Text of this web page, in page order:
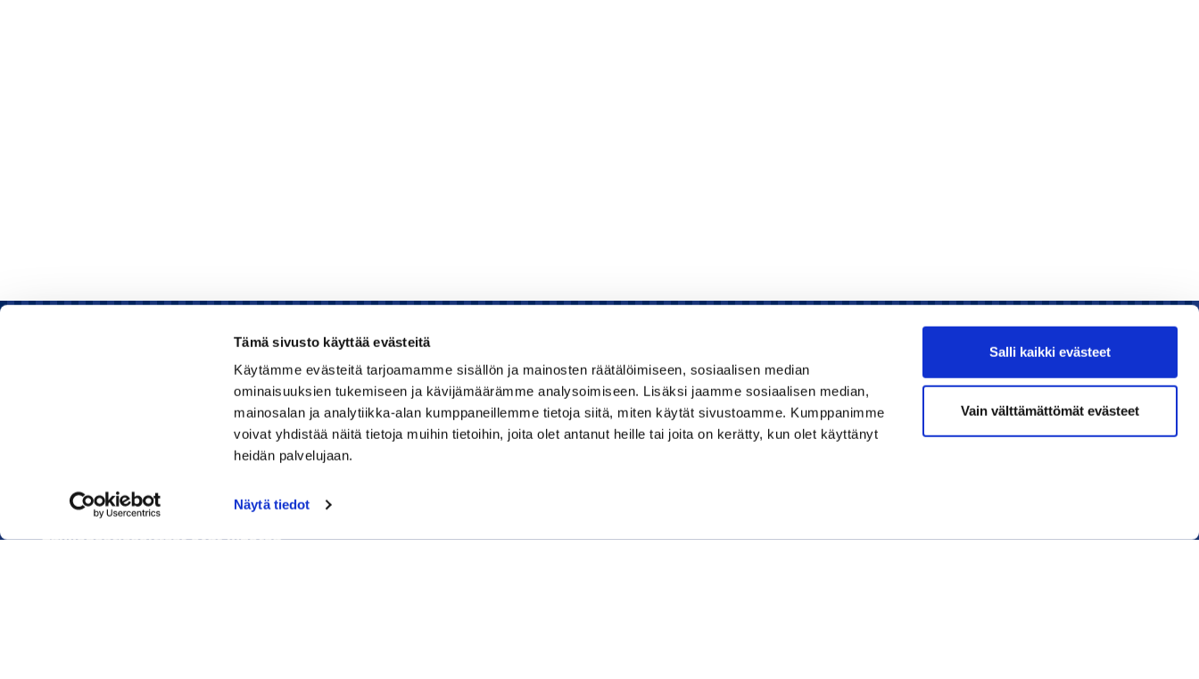
Tämä sivusto käyttää evästeitä
Käytämme evästeitä tarjoamamme sisällön ja mainosten räätälöimiseen, sosiaalisen median
ominaisuuksien tukemiseen ja kävijämäärämme analysoimiseen. Lisäksi jaamme sosiaalisen median,
mainosalan ja analytiikka-alan kumppaneillemme tietoja siitä, miten käytät sivustoamme. Kumppanimme
voivat yhdistää näitä tietoja muihin tietoihin, joita olet antanut heille tai joita on kerätty, kun olet käyttänyt
heidän palvelujaan.
Näytä tiedot
Salli kaikki evästeet
Vain välttämättömät evästeet
Rauman kauppakamari
Huom! Vientikaupan asiakirjoihin liittyvät kyselyt
040 1828 268(Heini Yli-Antola)
Sähköpostiosoitteet ovat muotoa
Kauppakamari
Koulutukset ja tapahtumat
Liity jäseneksi